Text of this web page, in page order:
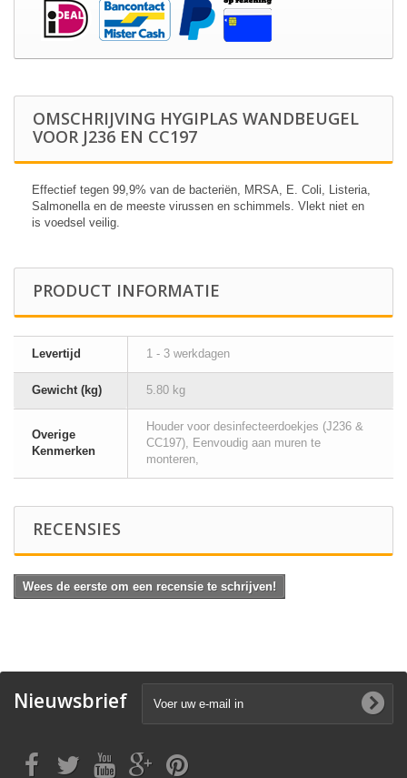
OMSCHRIJVING HYGIPLAS WANDBEUGEL
VOOR J236 EN CC197
Effectief tegen 99,9% van de bacteriën, MRSA, E. Coli, Listeria,
Salmonella en de meeste virussen en schimmels. Vlekt niet en
is voedsel veilig.
PRODUCT INFORMATIE
Levertijd 1 - 3 werkdagen
Gewicht (kg) 5.80 kg
Overige
Kenmerken
Houder voor desinfecteerdoekjes (J236 &
CC197), Eenvoudig aan muren te
monteren,
RECENSIES
Wees de eerste om een recensie te schrijven!
Nieuwsbrief